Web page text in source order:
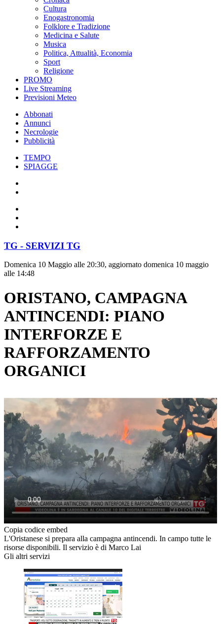
Cultura
Enogastronomia
Folklore e Tradizione
Medicina e Salute
Musica
Politica, Attualità, Economia
Sport
Religione
PROMO
Live Streaming
Previsioni Meteo
Abbonati
Annunci
Necrologie
Pubblicità
TEMPO
SPIAGGE
TG - SERVIZI TG
Domenica 10 Maggio alle 20:30, aggiornato domenica 10 maggio
alle 14:48
ORISTANO, CAMPAGNA
ANTINCENDI: PIANO
INTERFORZE E
RAFFORZAMENTO
ORGANICI
Copia codice embed
L'Oristanese si prepara alla campagna antincendi. In campo tutte le
risorse disponibili. Il servizio è di Marco Lai
Gli altri servizi